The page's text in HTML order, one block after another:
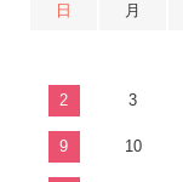
日 月
2 3
9 10